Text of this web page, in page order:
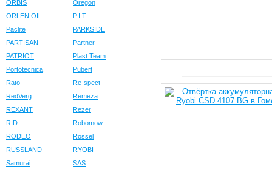
ORBIS
Oregon
ORLEN OIL
P.I.T.
Paclite
PARKSIDE
PARTISAN
Partner
PATRIOT
Plast Team
Portotecnica
Pubert
Rato
Re-spect
RedVerg
Remeza
REXANT
Rezer
RID
Robomow
RODEO
Rossel
RUSSLAND
RYOBI
Samurai
SAS